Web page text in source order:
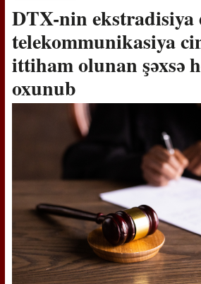
DTX-nin ekstradisiya
telekommunikasiya
ittiham olunan şəxsə
oxunub